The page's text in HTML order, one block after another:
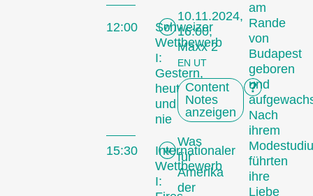
12:00
Schweizer
Wettbewerb
I:
Gestern,
heute
und
nie
15:30
Internationaler
Wettbewerb
I:
10.11.2024,
16:00,
Maxx 2
EN UT
Content
Notes
anzeigen
Was
für
Amerika
der
am
Rande
von
Budapest
geboren
und
Nach
ihrem
führten
ihre
Liebe